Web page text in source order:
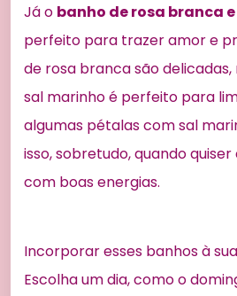
Já o banho de rosa branca
perfeito para trazer amor e
de rosa branca são
sal marinho é perfeito para
algumas pétalas com sal
isso, sobretudo, quando
com boas energias.
Incorporar esses banhos à
Escolha um dia, como o